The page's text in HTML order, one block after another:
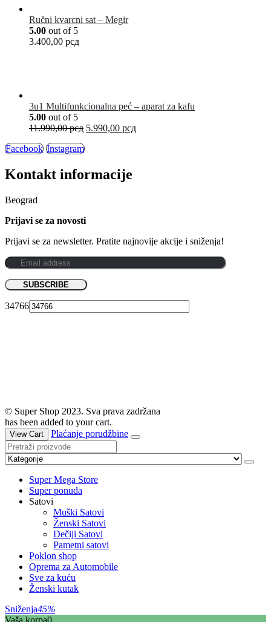
Ručni kvarcni sat – Megir
5.00 out of 5
3.400,00 рсд
3u1 Multifunkcionalna peć – aparat za kafu
5.00 out of 5
11.990,00рсд 5.990,00 рсд
Facebook Instagram
Kontakt informacije
Beograd
Prijavi se za novosti
Prijavi se za newsletter. Pratite najnovije akcije i sniženja!
34766
© Super Shop 2023. Sva prava zadržana
has been added to your cart.
View Cart Plaćanje porudžbine
Super Mega Store
Super ponuda
Satovi
Muški Satovi
Ženski Satovi
Dečiji Satovi
Pametni satovi
Poklon shop
Oprema za Automobile
Sve za kuću
Ženski kutak
Sniženja45%
Vaša korpa0